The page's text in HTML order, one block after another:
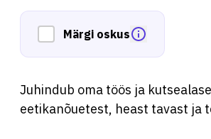
Märgi oskus
Juhindub oma töös ja
eetikanõuetest, heast tavast ja